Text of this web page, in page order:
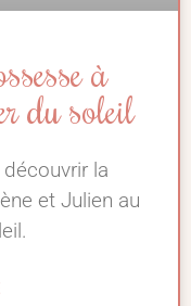
à
du soleil
découvrir la
et Julien au